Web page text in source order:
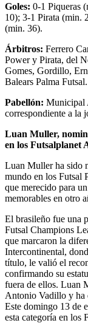
Goles: 0-1 Piqueras
10); 3-1 Pirata (min.
(min. 36).
Árbitros: Ferrero
Power y Pirata, del
Gomes, Gordillo,
Balears Palma Futsal.
Pabellón: Municipal
correspondiente a la
Luan Muller,
en los Futsalplanet
Luan Muller ha sido
mundo en los Futsal
que merecido para
memorables en otro
El brasileño fue una
Futsal Champions
que marcaron la
Intercontinental,
título, le valió el
confirmando su
fuera de ellos. Luan
Antonio Vadillo y ha
Este domingo 13 de
esta categoría en los